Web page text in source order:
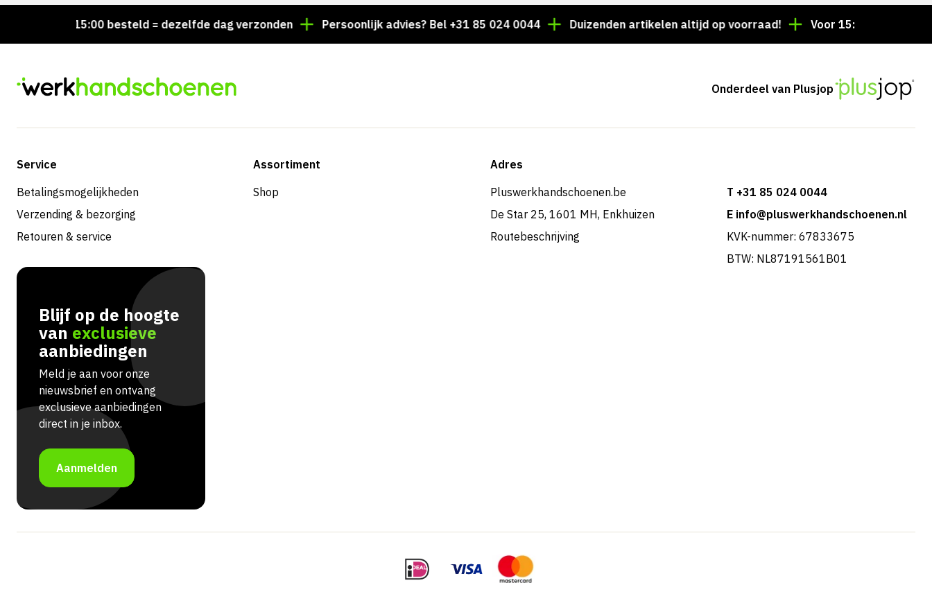
Voor 15:00 besteld = dezelfde dag verzonden Persoonlijk advies? Bel +31 85 024 0044 Duizenden artikelen altijd op voorraad! Voor 15:00 besteld =
Onderdeel van Plusjop
Service
Betalingsmogelijkheden
Verzending & bezorging
Retouren & service
Assortiment
Shop
Adres
Pluswerkhandschoenen.be
De Star 25, 1601 MH, Enkhuizen
Routebeschrijving
T +31 85 024 0044
E info@pluswerkhandschoenen.nl
KVK-nummer: 67833675
BTW: NL87191561B01
Blijf op de hoogte
van exclusieve
aanbiedingen
Meld je aan voor onze
nieuwsbrief en ontvang
exclusieve aanbiedingen
direct in je inbox.
Aanmelden